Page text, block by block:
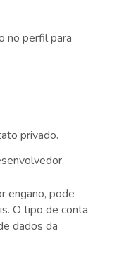
no perfil para
privado.
engano, pode
O tipo de conta
dados da